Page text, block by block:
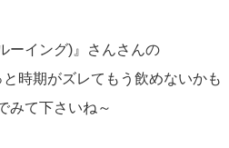
ーイング)』さんさんの
時期がズレてもう飲めないかも
みて下さいね～